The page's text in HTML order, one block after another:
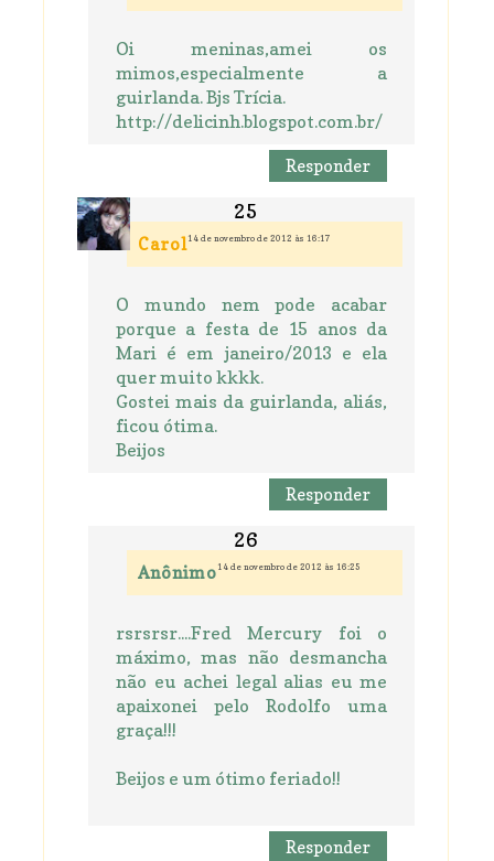
Oi meninas,amei os
mimos,especialmente a
guirlanda. Bjs Trícia.
http://delicinh.blogspot.com.br/
Responder
Carol14 de novembro de 2012 às 16:17
O mundo nem pode acabar
porque a festa de 15 anos da
Mari é em janeiro/2013 e ela
quer muito kkkk.
Gostei mais da guirlanda, aliás,
ficou ótima.
Beijos
Responder
Anônimo 14 de novembro de 2012 às 16:25
rsrsrsr....Fred Mercury foi o
máximo, mas não desmancha
não eu achei legal alias eu me
apaixonei pelo Rodolfo uma
graça!!!
Beijos e um ótimo feriado!!
Responder